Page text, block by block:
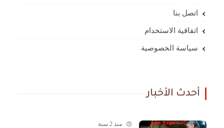
اتصل بنا
اتفاقية الاستخدام
سياسة الخصوصية
أحدث الأخبار
منذ 2 سنة